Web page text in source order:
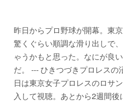
昨日からプロ野球が開幕。東
驚くぐらい順調な滑り出しで
ゃうかもと思った。なにが良
だ。 --- ひきつづきプロレスの
日は東京女子プロレスのロサ
入して視聴。あとから2週間後